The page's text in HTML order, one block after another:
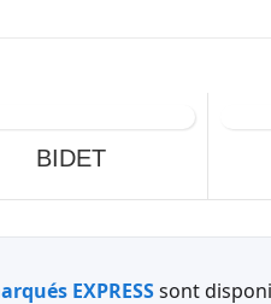
BIDET
EXPRESSsont